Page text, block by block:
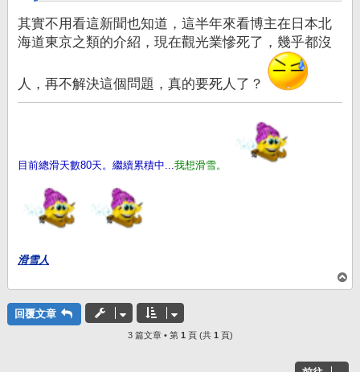
其實不用看這新聞也知道，這半年來看博主在日本北
海道東京之類的介紹，現在觀光業慘死了，幾乎都沒
人，再不解決這個問題，真的要死人了？
目前總滑天數80天。繼續累積中... 我想滑雪。
滑雪人
頂
回覆文章
3 篇文章 • 第 1 頁 (共 1 頁)